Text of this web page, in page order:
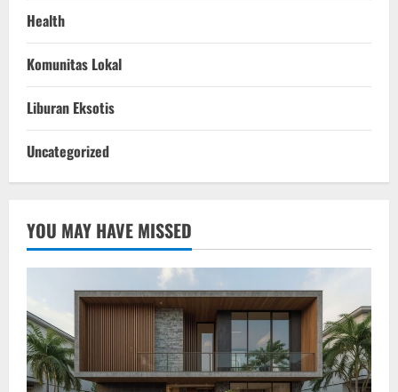
Health
Komunitas Lokal
Liburan Eksotis
Uncategorized
YOU MAY HAVE MISSED